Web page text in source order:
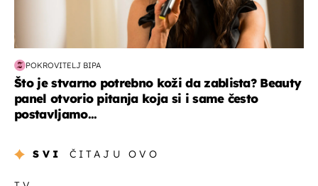
POKROVITELJ BIPA
Što je stvarno potrebno koži da zablista? Beauty
panel otvorio pitanja koja si i same često
postavljamo...
SVI ČITAJU OVO